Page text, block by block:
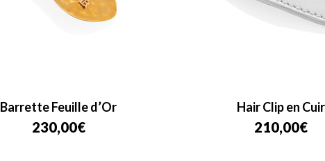
Barrette Feuille d’Or
230,00€
Hair Clip en Cuir
210,00€